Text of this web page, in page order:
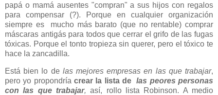
papá o mamá ausentes "compran" a sus hijos con regalos
para compensar (?). Porque en cualquier organización
siempre es mucho más barato (que no rentable) comprar
máscaras antigás para todos que cerrar el grifo de las fugas
tóxicas. Porque el tonto tropieza sin querer, pero el tóxico te
hace la zancadilla.
Está bien lo de las mejores empresas en las que trabajar,
pero yo propondría crear la lista delas peores personas
con las que trabajar, así, rollo lista Robinson. A medio